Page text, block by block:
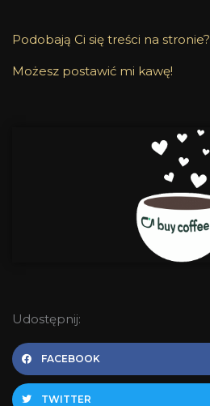
Podobają Ci się treści na stronie?
Możesz postawić mi kawę!
Udostępnij:
FACEBOOK
TWITTER